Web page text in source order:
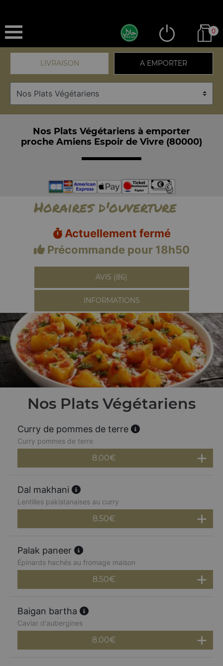
0
LIVRAISON A EMPORTER
Nos Plats Végétariens à emporter
proche Amiens Espoir de Vivre (80000)
Horaires d'ouverture
Actuellement fermé
Précommande pour 18h50
AVIS (86)
INFORMATIONS
Nos Plats Végétariens
Curry de pommes de terre
Curry pommes de terre
8.00€
Dal makhani
Lentilles pakistanaises au curry
8.50€
Palak paneer
Épinards hachés au fromage maison
8.50€
Baigan bartha
Caviar d'aubergines
8.00€